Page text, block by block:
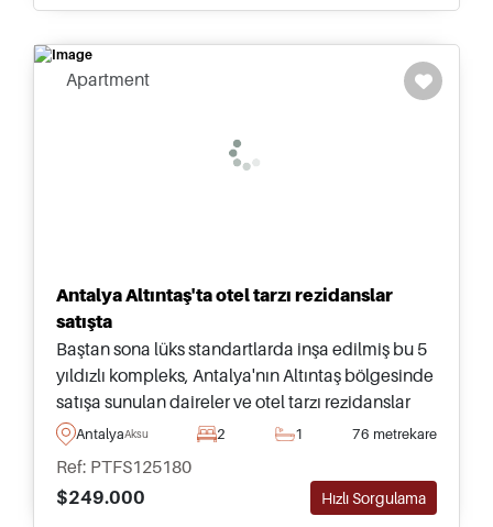
Apartment
Antalya Altıntaş'ta otel tarzı rezidanslar
satışta
Baştan sona lüks standartlarda inşa edilmiş bu 5
yıldızlı kompleks, Antalya'nın Altıntaş bölgesinde
satışa sunulan daireler ve otel tarzı rezidanslar
sunar ve en yakın kumlu plaja sadece on dakika
AntalyaAksu 2 1 76 metrekare
Ref: PTFS125180
$249.000
Hızlı Sorgulama